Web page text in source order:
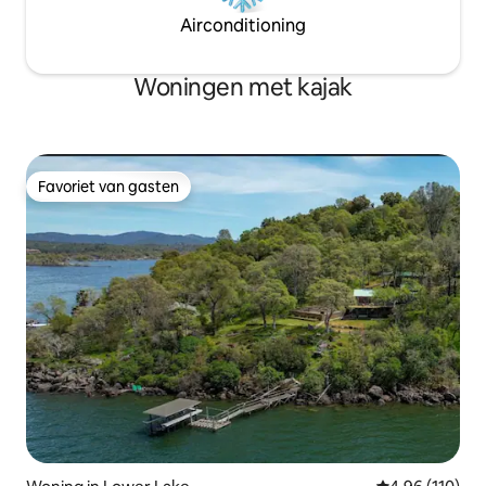
Airconditioning
Woningen met kajak
Favoriet van gasten
Favoriet van gasten